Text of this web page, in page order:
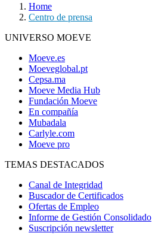
Home
Centro de prensa
UNIVERSO MOEVE
Moeve.es
Moeveglobal.pt
Cepsa.ma
Moeve Media Hub
Fundación Moeve
En compañía
Mubadala
Carlyle.com
Moeve pro
TEMAS DESTACADOS
Canal de Integridad
Buscador de Certificados
Ofertas de Empleo
Informe de Gestión Consolidado
Suscripción newsletter